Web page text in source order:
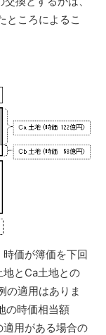
ところによるこ
価が簿価を下回
とCa土地との
の適用はありま
の時価相当額
適用がある場合の